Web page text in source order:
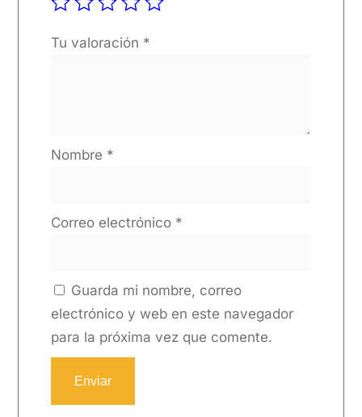
Tu valoración *
Nombre *
Correo electrónico *
Guarda mi nombre, correo
electrónico y web en este navegador
para la próxima vez que comente.